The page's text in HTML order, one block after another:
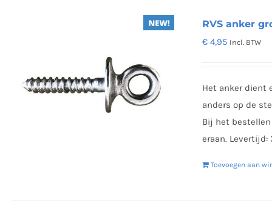
RVS anker
€ 4,95 Incl. BTW
Het anker dient
anders op de
Bij het
eraan. Levertijd:
Toevoegen aan